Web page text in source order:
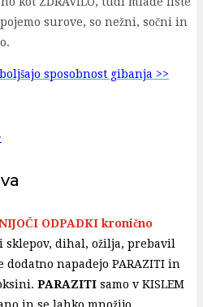
pojemo surove, so nežni, sočni in
sposobnost gibanja >>
ODPADKI kronično
sklepov, dihal, ožilja, prebavil
dodatno napadejo PARAZITI in
PARAZITI samo v KISLEM
in se lahko množijo.